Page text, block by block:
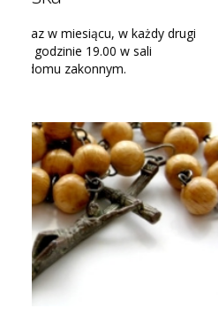
Moderatorem parafialnym
Domowy Kościół jest
wspólnotą świeckich w
Ruchu Światło-Życie. Łączy
tego ruchu z charyzmatem
ruchu małżństw katolickich
(END). Założycielem
Boży ks. Franciszek
Domowego Kościoła ściśle
Założycielem siostra Jadwiga